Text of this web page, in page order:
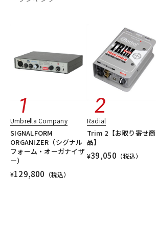
Umbrella Company
SIGNALFORM
ORGANIZER（シグナル
フォーム・オーガナイザ
ー）
¥129,800 （税込）
Radial
Trim 2【お取り寄せ商
品】
¥39,050 （税込）